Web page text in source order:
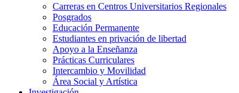
Carreras en Centros Universitarios Regionales
Posgrados
Educación Permanente
Estudiantes en privación de libertad
Apoyo a la Enseñanza
Prácticas Curriculares
Intercambio y Movilidad
Área Social y Artística